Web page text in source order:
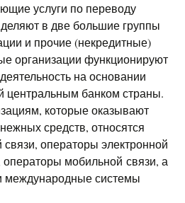
услуги по переводу
в две большие группы
и прочие (некредитные)
организации функционируют
на основании
центральным банком страны.
которые оказывают
средств, относятся
операторы электронной
мобильной связи, а
международные системы